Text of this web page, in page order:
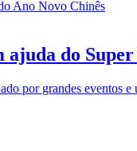
do
por grandes eventos